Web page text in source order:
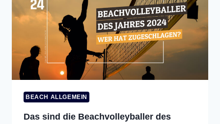
BEACH ALLGEMEIN
Das sind die Beachvolleyballer des